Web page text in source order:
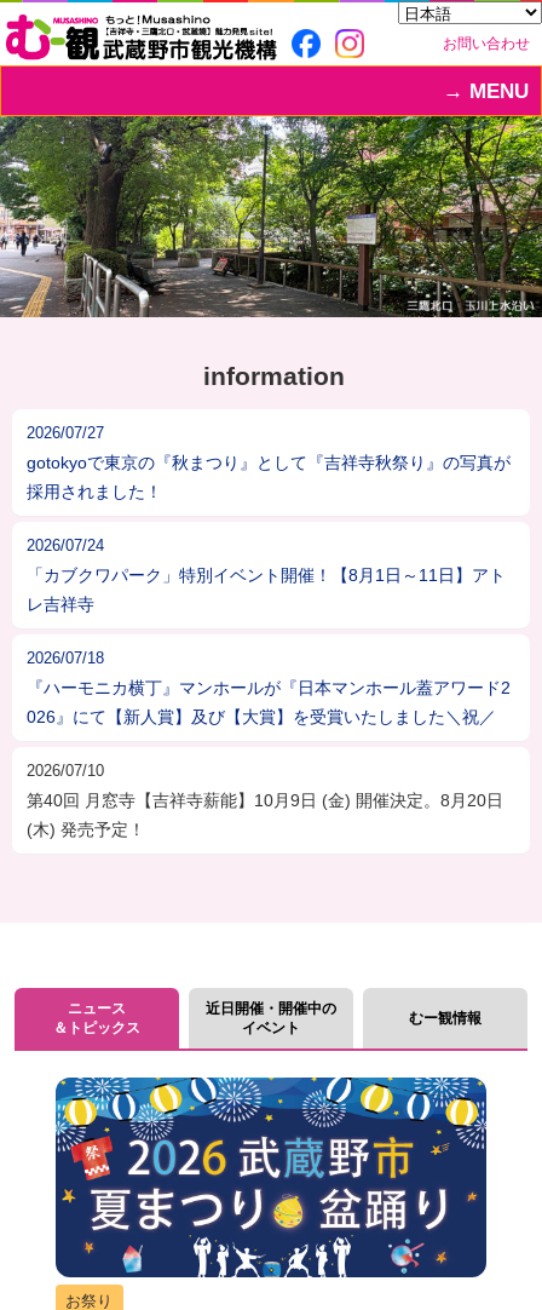
お問い合わせ
MENU
information
2026/07/27
gotokyoで東京の『秋まつり』として『吉祥寺秋祭り』の写真が
採用されました！
2026/07/24
「カブクワパーク」特別イベント開催！【8月1日～11日】アト
レ吉祥寺
2026/07/18
『ハーモニカ横丁』マンホールが『日本マンホール蓋アワード2
026』にて【新人賞】及び【大賞】を受賞いたしました＼祝／
2026/07/10
第40回 月窓寺【吉祥寺薪能】10月9日 (金) 開催決定。8月20日
(木) 発売予定！
ニュース
＆トピックス
近日開催・開催中の
イベント
むー観情報
お祭り